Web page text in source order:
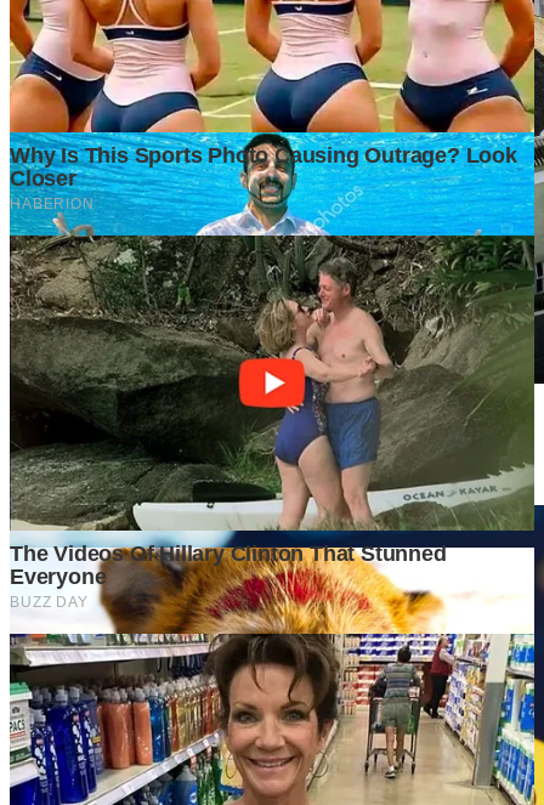
Di Balik Kenaikan Harga Tanah, Apa yang Sebenarnya
Mendorong Nilainya Terus Melambung?
5 days ago